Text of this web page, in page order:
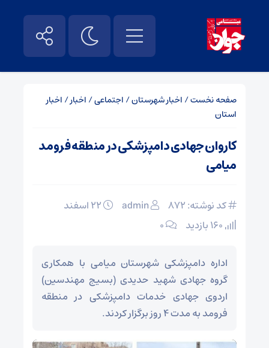
صفحه نخست/ اخبار شهرستان/ اجتماعی/ اخبار/ اخبار
استان
کاروان جهادی دامپزشکی در منطقه فرومد
میامی
کد نوشته: 872 admin
۰
اداره دامپزشکی شهرستان میامی با همکاری
گروه جهادی شهید حدیدی (بسیج مهندسین)
اردوی جهادی خدمات دامپزشکی در منطقه
فرومد به مدت ۴ روز برگزار کردند.